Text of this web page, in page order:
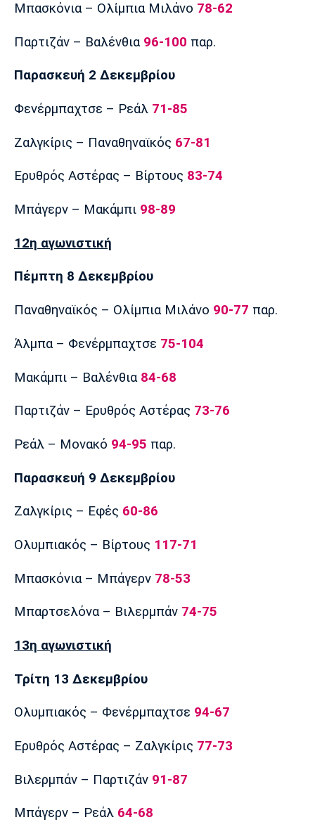
Μπασκόνια – Ολίμπια Μιλάνο 78-62
Παρτιζάν – Βαλένθια 96-100 παρ.
Παρασκευή 2 Δεκεμβρίου
Φενέρμπαχτσε – Ρεάλ 71-85
Ζαλγκίρις – Παναθηναϊκός 67-81
Ερυθρός Αστέρας – Βίρτους 83-74
Μπάγερν – Μακάμπι 98-89
12η αγωνιστική
Πέμπτη 8 Δεκεμβρίου
Παναθηναϊκός – Ολίμπια Μιλάνο 90-77 παρ.
Άλμπα – Φενέρμπαχτσε 75-104
Μακάμπι – Βαλένθια 84-68
Παρτιζάν – Ερυθρός Αστέρας 73-76
Ρεάλ – Μονακό 94-95 παρ.
Παρασκευή 9 Δεκεμβρίου
Ζαλγκίρις – Εφές 60-86
Ολυμπιακός – Βίρτους 117-71
Μπασκόνια – Μπάγερν 78-53
Μπαρτσελόνα – Βιλερμπάν 74-75
13η αγωνιστική
Τρίτη 13 Δεκεμβρίου
Ολυμπιακός – Φενέρμπαχτσε 94-67
Ερυθρός Αστέρας – Ζαλγκίρις 77-73
Βιλερμπάν – Παρτιζάν 91-87
Μπάγερν – Ρεάλ 64-68